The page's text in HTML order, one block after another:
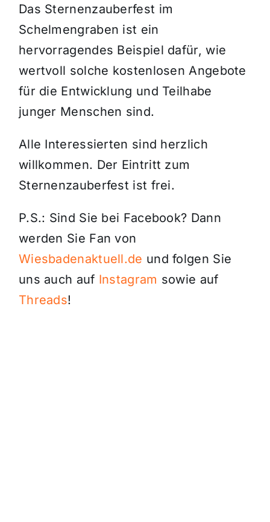
Das Sternenzauberfest im
Schelmengraben ist ein
hervorragendes Beispiel dafür, wie
wertvoll solche kostenlosen Angebote
für die Entwicklung und Teilhabe
junger Menschen sind.
Alle Interessierten sind herzlich
willkommen. Der Eintritt zum
Sternenzauberfest ist frei.
P.S.: Sind Sie bei Facebook? Dann
werden Sie Fan von
Wiesbadenaktuell.de und folgen Sie
uns auch auf Instagram sowie auf
Threads!